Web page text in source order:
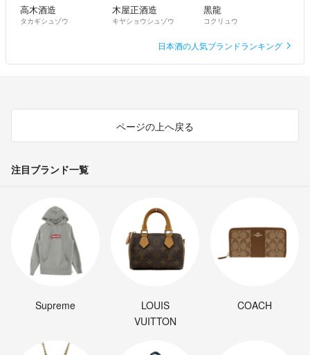
高木酒造
タカギシュゾウ
木屋正酒造
キヤショウシュゾウ
黒龍
コクリュウ
日本酒の人気ブランドランキング
ページの上へ戻る
注目ブランド一覧
Supreme
LOUIS
VUITTON
COACH